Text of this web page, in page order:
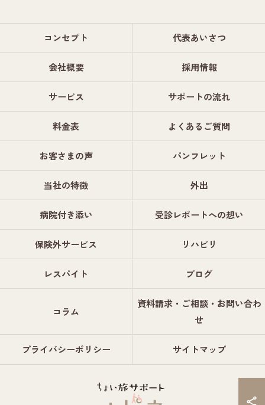
コンセプト 代表あいさつ
会社概要 採用情報
サービス サポートの流れ
料金表 よくあるご質問
お客さまの声 パンフレット
当社の特徴 外出
病院付き添い 受診レポートへの想い
保険外サービス リハビリ
レスパイト ブログ
コラム
資料請求・ご相談・お問い合わ
せ
プライバシーポリシー サイトマップ